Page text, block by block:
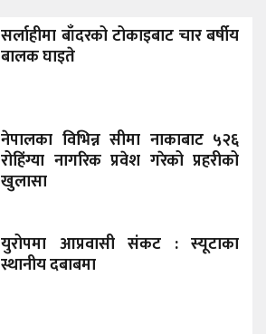
सर्लाहीमा बाँदरको टोकाइबाट चार बर्षीय
बालक घाइते
नेपालका विभिन्न सीमा नाकाबाट ५२६
रोहिंग्या नागरिक प्रवेश गरेको प्रहरीको
खुलासा
युरोपमा आप्रवासी संकट : स्यूटाका
स्थानीय दबाबमा